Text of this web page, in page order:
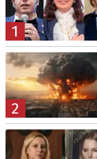
1
2